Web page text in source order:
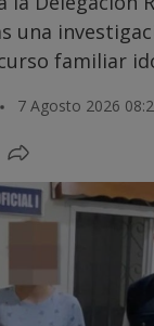
una
familiar
7 Agosto 2026